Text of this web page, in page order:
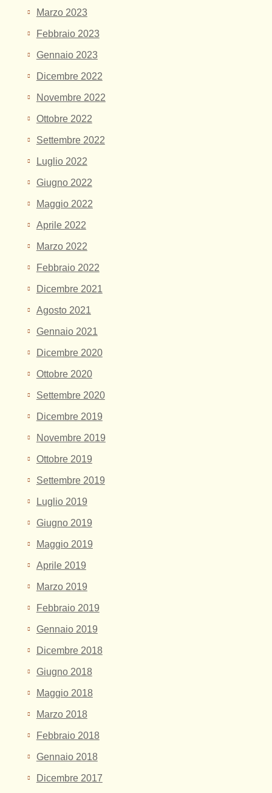
Marzo 2023
Febbraio 2023
Gennaio 2023
Dicembre 2022
Novembre 2022
Ottobre 2022
Settembre 2022
Luglio 2022
Giugno 2022
Maggio 2022
Aprile 2022
Marzo 2022
Febbraio 2022
Dicembre 2021
Agosto 2021
Gennaio 2021
Dicembre 2020
Ottobre 2020
Settembre 2020
Dicembre 2019
Novembre 2019
Ottobre 2019
Settembre 2019
Luglio 2019
Giugno 2019
Maggio 2019
Aprile 2019
Marzo 2019
Febbraio 2019
Gennaio 2019
Dicembre 2018
Giugno 2018
Maggio 2018
Marzo 2018
Febbraio 2018
Gennaio 2018
Dicembre 2017